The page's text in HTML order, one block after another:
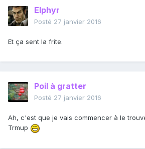
Elphyr
Posté 27 janvier 2016
Et ça sent la frite.
Poil à gratter
Posté 27 janvier 2016
Ah, c'est que je vais commencer à le
Trmup